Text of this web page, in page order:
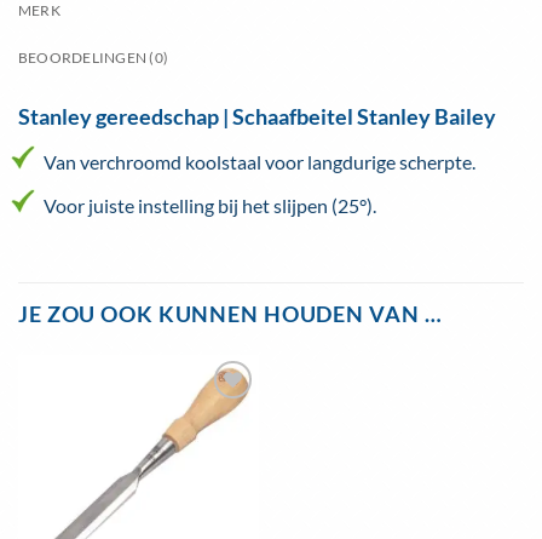
MERK
BEOORDELINGEN (0)
Stanley gereedschap | Schaafbeitel Stanley Bailey
Van verchroomd koolstaal voor langdurige scherpte.
Voor juiste instelling bij het slijpen (25°).
JE ZOU OOK KUNNEN HOUDEN VAN …
Toevoegen
aan
wenslijst